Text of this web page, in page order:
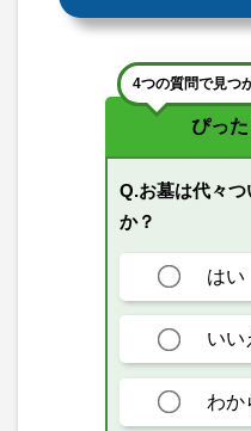
4つの質問で見つ
ぴっ
Q.お墓は代々
か？
はい
いい
わか